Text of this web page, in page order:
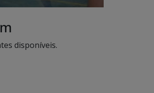
disponíveis.